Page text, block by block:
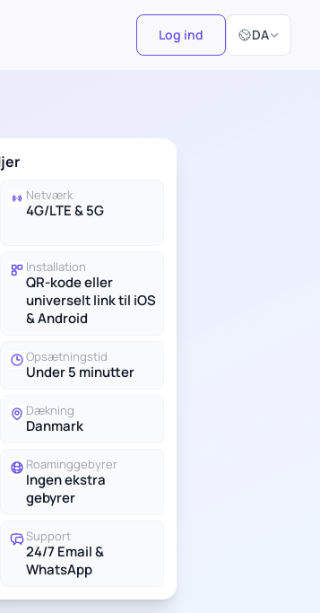
Log ind DA
Vælg sprog
Netværk
4G/LTE & 5G
Installation
QR-kode eller
universelt link til iOS
& Android
Opsætningstid
Under 5 minutter
Dækning
Danmark
Roaminggebyrer
Ingen ekstra
gebyrer
Support
24/7 Email &
WhatsApp